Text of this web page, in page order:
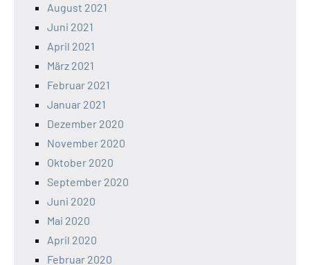
August 2021
Juni 2021
April 2021
März 2021
Februar 2021
Januar 2021
Dezember 2020
November 2020
Oktober 2020
September 2020
Juni 2020
Mai 2020
April 2020
Februar 2020